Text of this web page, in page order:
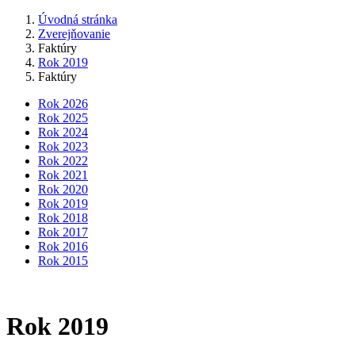
Úvodná stránka
Zverejňovanie
Faktúry
Rok 2019
Faktúry
Rok 2026
Rok 2025
Rok 2024
Rok 2023
Rok 2022
Rok 2021
Rok 2020
Rok 2019
Rok 2018
Rok 2017
Rok 2016
Rok 2015
Rok 2019